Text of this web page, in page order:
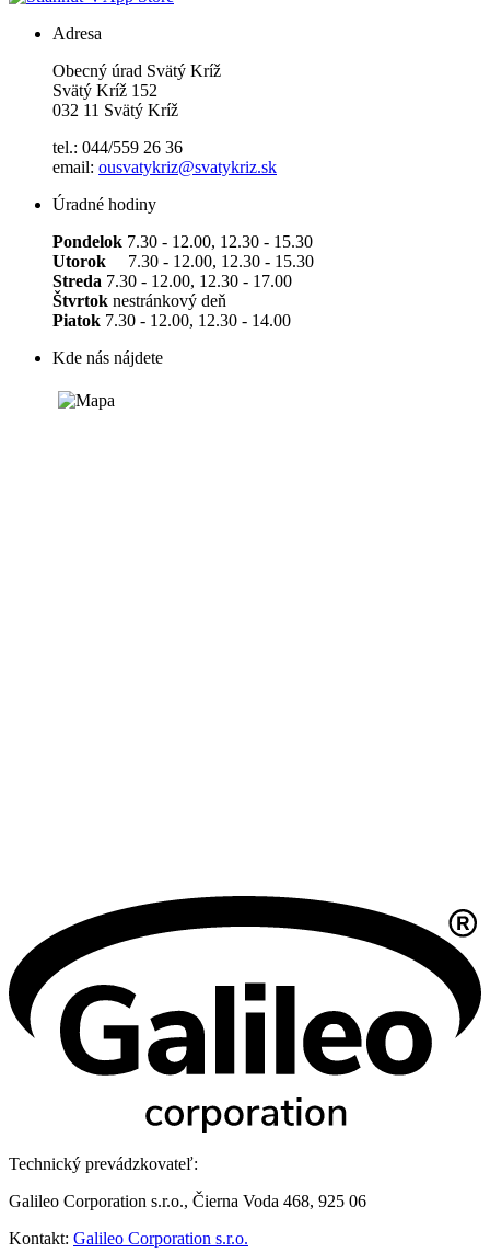
Adresa
Obecný úrad Svätý Kríž
Svätý Kríž 152
032 11 Svätý Kríž
tel.: 044/559 26 36
email: ousvatykriz@svatykriz.sk
Úradné hodiny
Pondelok 7.30 - 12.00, 12.30 - 15.30
Utorok 7.30 - 12.00, 12.30 - 15.30
Streda 7.30 - 12.00, 12.30 - 17.00
Štvrtok nestránkový deň
Piatok 7.30 - 12.00, 12.30 - 14.00
Kde nás nájdete
Technický prevádzkovateľ:
Galileo Corporation s.r.o., Čierna Voda 468, 925 06
Kontakt: Galileo Corporation s.r.o.